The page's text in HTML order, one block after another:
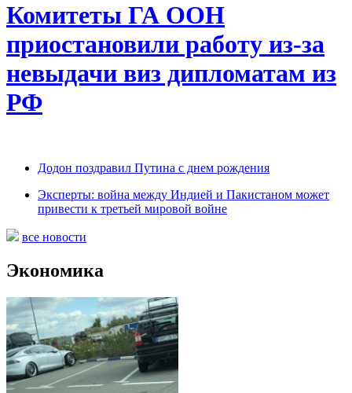
Комитеты ГА ООН
приостановили работу из-за
невыдачи виз дипломатам из
РФ
Додон поздравил Путина с днем рождения
Эксперты: война между Индией и Пакистаном может
привести к третьей мировой войне
все новости
Экономика